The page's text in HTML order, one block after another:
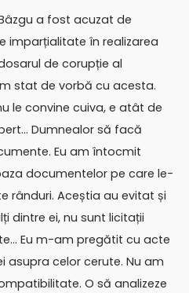
a fost acuzat de
imparțialitate în realizarea
de corupție al
stat de vorbă cu acesta.
le convine cuiva, e atât de
Dumnealor să facă
Eu am întocmit
documentelor pe care le-
rânduri. Aceștia au evitat și
dintre ei, nu sunt licitații
Eu m-am pregătit cu acte
asupra celor cerute. Nu am
O să analizeze